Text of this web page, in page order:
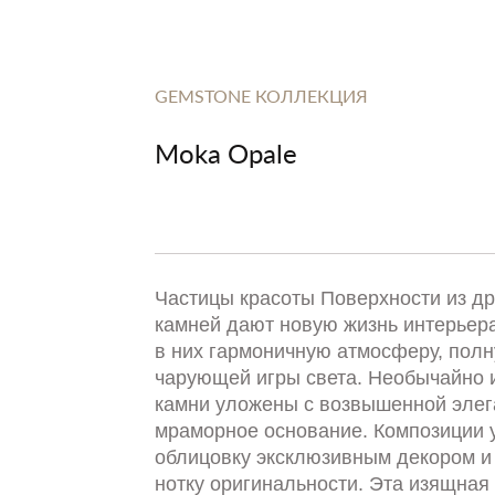
GEMSTONE КОЛЛЕКЦИЯ
Moka Opale
Частицы красоты Поверхности из
камней дают новую жизнь
в них гармоничную атмосферу,
чарующей игры света. Необычайно
камни уложены с возвышенной
мраморное основание. Композиции
облицовку эксклюзивным декором
нотку оригинальности. Эта